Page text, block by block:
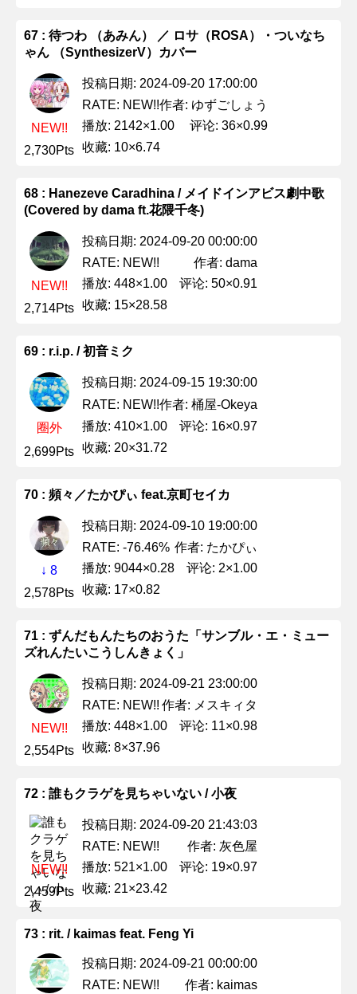
67 : 待つわ （あみん） ／ ロサ（ROSA）・ついなち
ゃん （SynthesizerV）カバー
NEW!!
2,730Pts
投稿日期: 2024-09-20 17:00:00
RATE: NEW!!作者: ゆずごしょう
播放: 2142×1.00
评论: 36×0.99
收藏: 10×6.74
68 : Hanezeve Caradhina / メイドインアビス劇中歌
(Covered by dama ft.花隈千冬)
NEW!!
2,714Pts
投稿日期: 2024-09-20 00:00:00
RATE: NEW!!
作者: dama
播放: 448×1.00
评论: 50×0.91
收藏: 15×28.58
69 : r.i.p. / 初音ミク
圈外
2,699Pts
投稿日期: 2024-09-15 19:30:00
RATE: NEW!!作者: 桶屋-Okeya
播放: 410×1.00
评论: 16×0.97
收藏: 20×31.72
70 : 頻々／たかぴぃ feat.京町セイカ
↓ 8
2,578Pts
投稿日期: 2024-09-10 19:00:00
RATE: -76.46% 作者: たかぴぃ
播放: 9044×0.28
评论: 2×1.00
收藏: 17×0.82
71 : ずんだもんたちのおうた「サンブル・エ・ミュー
ズれんたいこうしんきょく」
NEW!!
2,554Pts
投稿日期: 2024-09-21 23:00:00
RATE: NEW!! 作者: メスキィタ
播放: 448×1.00
评论: 11×0.98
收藏: 8×37.96
72 : 誰もクラゲを見ちゃいない / 小夜
NEW!!
2,459Pts
投稿日期: 2024-09-20 21:43:03
RATE: NEW!!
作者: 灰色屋
播放: 521×1.00
评论: 19×0.97
收藏: 21×23.42
73 : rit. / kaimas feat. Feng Yi
投稿日期: 2024-09-21 00:00:00
RATE: NEW!!
作者: kaimas